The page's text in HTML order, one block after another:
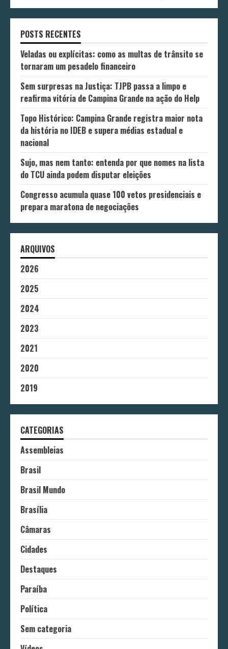
POSTS RECENTES
Veladas ou explícitas: como as multas de trânsito se
tornaram um pesadelo financeiro
Sem surpresas na Justiça: TJPB passa a limpo e
reafirma vitória de Campina Grande na ação do Help
Topo Histórico: Campina Grande registra maior nota
da história no IDEB e supera médias estadual e
nacional
Sujo, mas nem tanto: entenda por que nomes na lista
do TCU ainda podem disputar eleições
Congresso acumula quase 100 vetos presidenciais e
prepara maratona de negociações
ARQUIVOS
2026
2025
2024
2023
2021
2020
2019
CATEGORIAS
Assembleias
Brasil
Brasil Mundo
Brasília
Câmaras
Cidades
Destaques
Paraíba
Política
Sem categoria